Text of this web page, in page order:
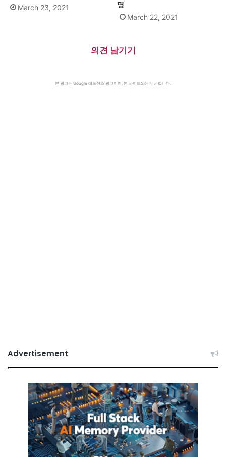
March 23, 2021 명
March 22, 2021
의견 남기기
본 광고는 Google 애드센스 광고이며, 본 사이트와는 무관합니다.
Advertisement